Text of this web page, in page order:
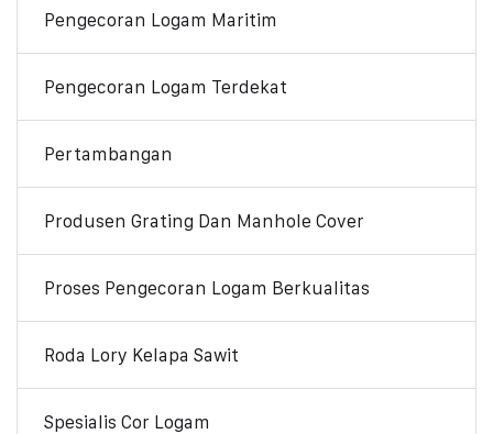
Pengecoran Logam Maritim
Pengecoran Logam Terdekat
Pertambangan
Produsen Grating Dan Manhole Cover
Proses Pengecoran Logam Berkualitas
Roda Lory Kelapa Sawit
Spesialis Cor Logam